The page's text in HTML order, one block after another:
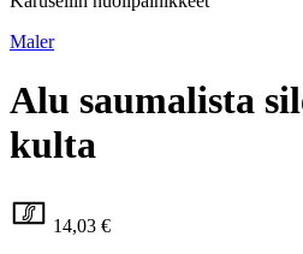
Maler
Alu saumalista
kulta
14,03 €